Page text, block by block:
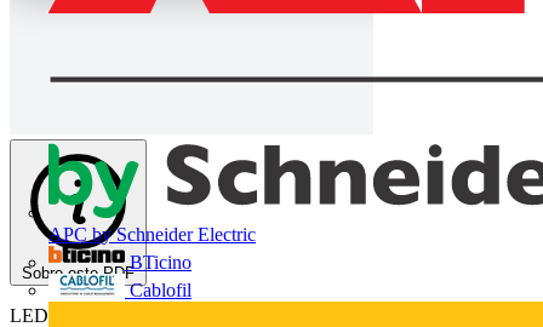
APC by Schneider Electric
BTicino
Cablofil
Sobre este PDF
LEDVANCE